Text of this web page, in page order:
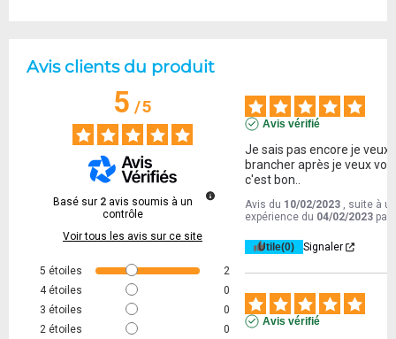
Avis clients du produit
5/5
Basé sur 2 avis soumis à un
contrôle
Voir tous les avis sur ce site
5 étoiles
2
4 étoiles
0
3 étoiles
0
2 étoiles
0
Avis vérifié
Je sais pas encore je veux
brancher après je veux
c'est bon..
Avis du 10/02/2023 , suite à
expérience du 04/02/2023 par
Utile(0) Signaler
Avis vérifié